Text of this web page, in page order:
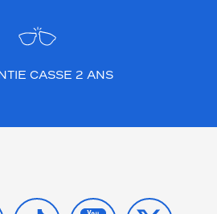
CASSE 2 ANS
TIKTOK YOUTUBE
X